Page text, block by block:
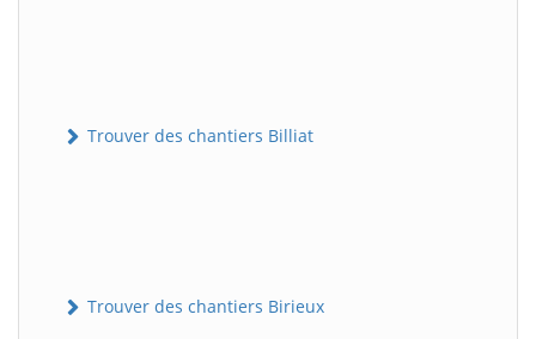
Trouver des chantiers Billiat
Trouver des chantiers Birieux